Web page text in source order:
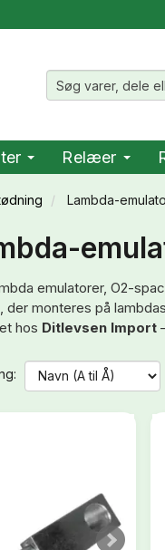
Relæer
Lambda-
emulatorer, O2-
der monteres på
hos Ditlevsen Import